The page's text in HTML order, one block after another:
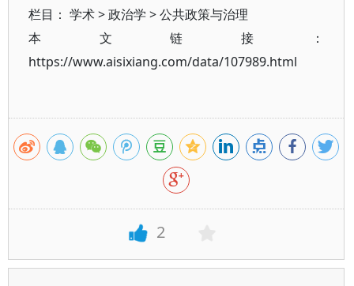
栏目： 学术>政治学 >公共政策与治理
本文链接：
https://www.aisixiang.com/data/107989.html
2